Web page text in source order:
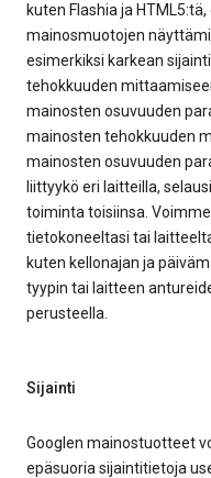
kuten Flashia ja
mainosmuotojen
esimerkiksi karkean
tehokkuuden
mainosten osuvuuden
mainosten tehokkuuden
mainosten osuvuuden
liittyykö eri laitteilla,
toiminta toisiinsa.
tietokoneeltasi tai
kuten kellonajan ja
tyypin tai laitteen
perusteella.
Sijainti
Googlen mainostuotteet
epäsuoria sijaintitietoja